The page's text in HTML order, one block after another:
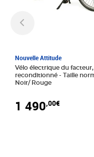
Nouvelle Attitude
Vélo électrique du facteur,
reconditionné - Taille normale -
Noir/ Rouge
1 490,00€